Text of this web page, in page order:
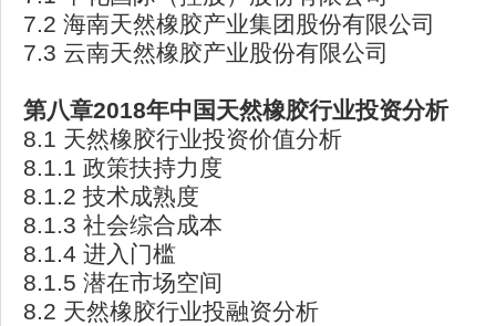
7.2 海南天然橡胶产业集团股份有限公司
7.3 云南天然橡胶产业股份有限公司
第八章2018年中国天然橡胶行业投资分析
8.1 天然橡胶行业投资价值分析
8.1.1 政策扶持力度
8.1.2 技术成熟度
8.1.3 社会综合成本
8.1.4 进入门槛
8.1.5 潜在市场空间
8.2 天然橡胶行业投融资分析